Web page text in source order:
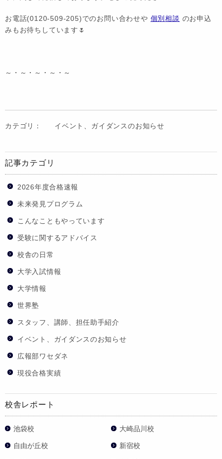
お電話(0120-509-205)でのお問い合わせや 個別相談 のお申込
みもお待ちしています🌷
～・～・～・～・～
カテゴリ： イベント、ガイダンスのお知らせ
記事カテゴリ
2026年度合格速報
未来発見プログラム
こんなこともやっています
受験に関するアドバイス
校舎の日常
大学入試情報
大学情報
世界塾
スタッフ、講師、担任助手紹介
イベント、ガイダンスのお知らせ
広報部ワセダネ
現役合格実績
校舎レポート
池袋校 大崎品川校
自由が丘校 新宿校